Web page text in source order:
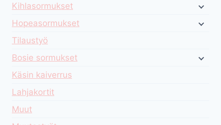
Kihlasormukset
Hopeasormukset
Tilaustyö
Bosie sormukset
Käsin kaiverrus
Lahjakortit
Muut